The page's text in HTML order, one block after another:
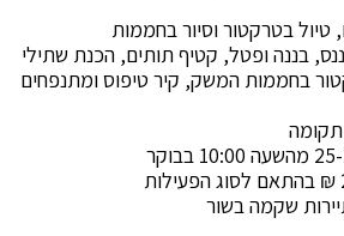
בננה ופטל, קטיף תותים, הכנת שתילי
בחממות המשק, קיר טיפוס ומתנפחים
שקמה בשור